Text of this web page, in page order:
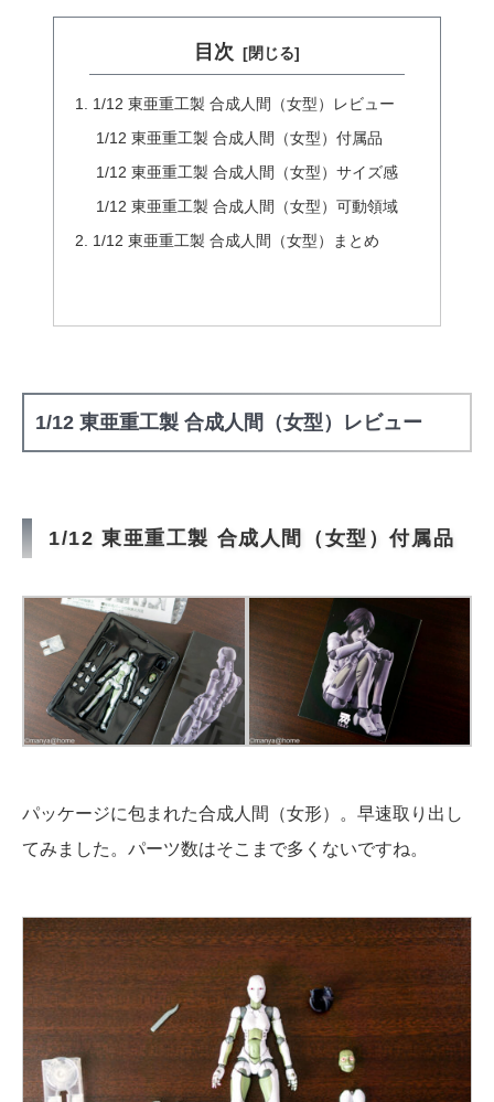
目次
1/12 東亜重工製 合成人間（女型）レビュー
1/12 東亜重工製 合成人間（女型）付属品
1/12 東亜重工製 合成人間（女型）サイズ感
1/12 東亜重工製 合成人間（女型）可動領域
1/12 東亜重工製 合成人間（女型）まとめ
1/12 東亜重工製 合成人間（女型）レビュー
1/12 東亜重工製 合成人間（女型）付属品
パッケージに包まれた合成人間（女形）。早速取り出し
てみました。パーツ数はそこまで多くないですね。